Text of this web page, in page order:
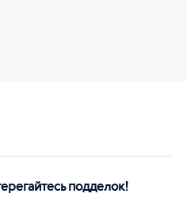
подделок!